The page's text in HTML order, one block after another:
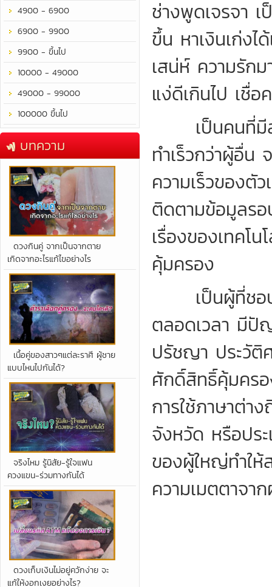
4900 - 6900
6900 - 9900
9900 - ขึ้นไป
10000 - 49000
49000 - 99000
100000 ขึ้นไป
บทความ
​ดวงกินคู่ จากเป็นจากตาย
เกิดจากอะไรแก้ไขอย่างไร
เนื้อคู่ของสาวๆแต่ละราศี ผู้ชาย
แบบไหนไปกันได้?
จริงไหม รู้นิสัย-รู้ใจแฟน
ควงแขน-ร่วมทางกันได้
ดวงเก็บเงินไม่อยู่ควักง่าย จะ
แก้ให้งอกเงยอย่างไร?
ช่างพูดเจรจา
ขึ้น หาเงินเก่ง
เสน่ห์ ความรัก
แง่ดีเกินไป เชื่
เป็นคนที่มีส
ทำเร็วกว่าผู้อื่น
ความเร็วของตั
ติดตามข้อมูลรอ
เรื่องของเทคโ
คุ้มครอง
เป็นผู้ที่ชอบพั
ตลอดเวลา มีปั
ปรัชญา ประวัติ
ศักดิ์สิทธิ์คุ้มคร
การใช้ภาษาต่า
จังหวัด หรือปร
ของผู้ใหญ่ทำใ
ความเมตตาจา